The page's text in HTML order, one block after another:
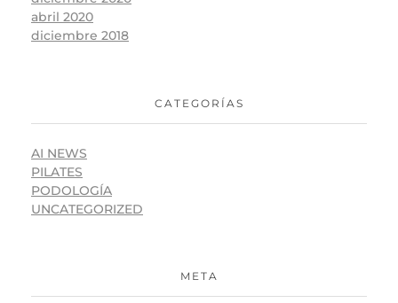
abril 2020
diciembre 2018
CATEGORÍAS
AI NEWS
PILATES
PODOLOGÍA
UNCATEGORIZED
META